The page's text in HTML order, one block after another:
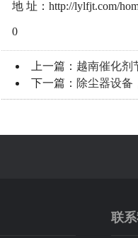
地 址：http://lylfjt.com/
0
上一篇： 越南催化剂
下一篇： 除尘器设备
联